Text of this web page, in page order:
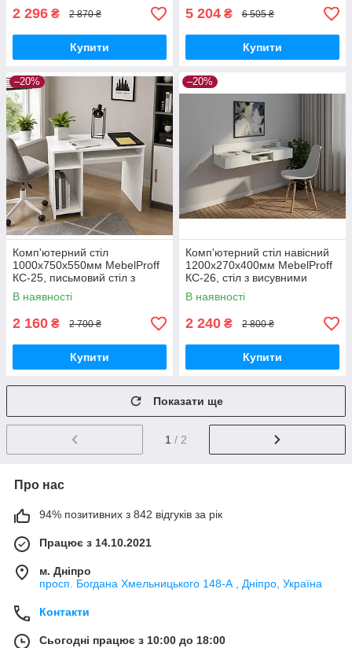
2 296 ₴ 2 870 ₴
Купити
5 204 ₴ 6 505 ₴
Купити
–20%
Комп'ютерний стіл
1000х750х550мм MebelProff
КС-25, письмовий стіл з
полицями, стіл з висувною
полицею
В наявності
2 160 ₴ 2 700 ₴
Купити
–20%
Комп'ютерний стіл навісний
1200х270х400мм MebelProff
КС-26, стіл з висувними
ящиками, навісний стіл,
туалетний столик
В наявності
2 240 ₴ 2 800 ₴
Купити
Показати ще
1 / 2
Про нас
94% позитивних з 842 відгуків за рік
Працює з 14.10.2021
м. Дніпро
просп. Богдана Хмельницького 148-А , Дніпро, Україна
Контакти
Сьогодні працює з 10:00 до 18:00